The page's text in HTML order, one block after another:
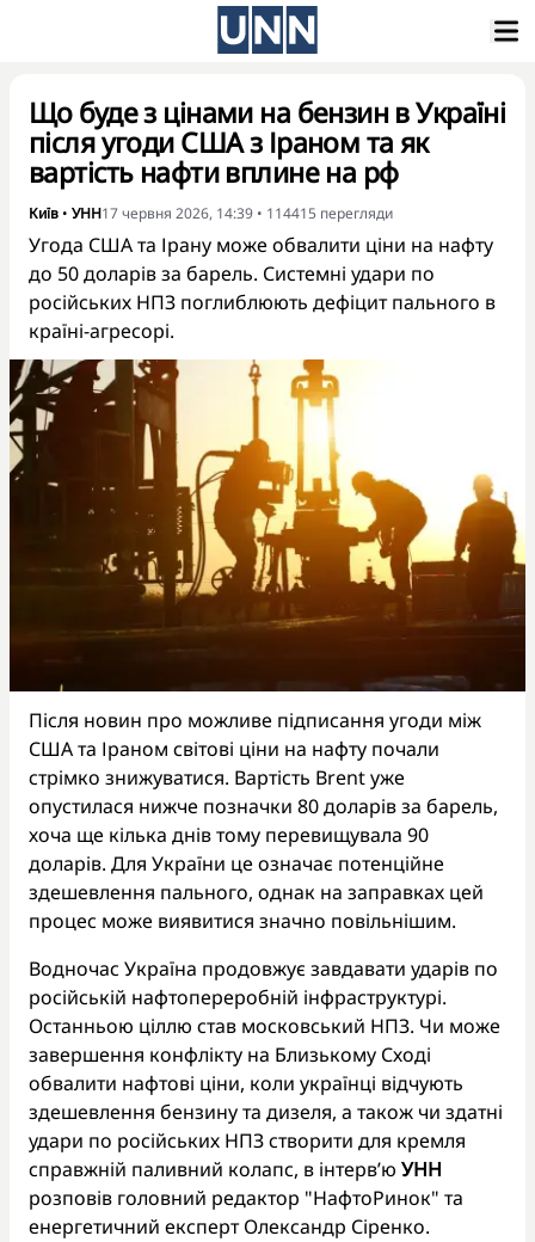
Що буде з цінами на бензин в Україні
після угоди США з Іраном та як
вартість нафти вплине на рф
Київ • УНН17 червня 2026, 14:39 • 114415 перегляди
Угода США та Ірану може обвалити ціни на нафту
до 50 доларів за барель. Системні удари по
російських НПЗ поглиблюють дефіцит пального в
країні-агресорі.
Після новин про можливе підписання угоди між
США та Іраном світові ціни на нафту почали
стрімко знижуватися. Вартість Brent уже
опустилася нижче позначки 80 доларів за барель,
хоча ще кілька днів тому перевищувала 90
доларів. Для України це означає потенційне
здешевлення пального, однак на заправках цей
процес може виявитися значно повільнішим.
Водночас Україна продовжує завдавати ударів по
російській нафтопереробній інфраструктурі.
Останньою ціллю став московський НПЗ. Чи може
завершення конфлікту на Близькому Сході
обвалити нафтові ціни, коли українці відчують
здешевлення бензину та дизеля, а також чи здатні
удари по російських НПЗ створити для кремля
справжній паливний колапс, в інтерв’ю УНН
розповів головний редактор "НафтоРинок" та
енергетичний експерт Олександр Сіренко.